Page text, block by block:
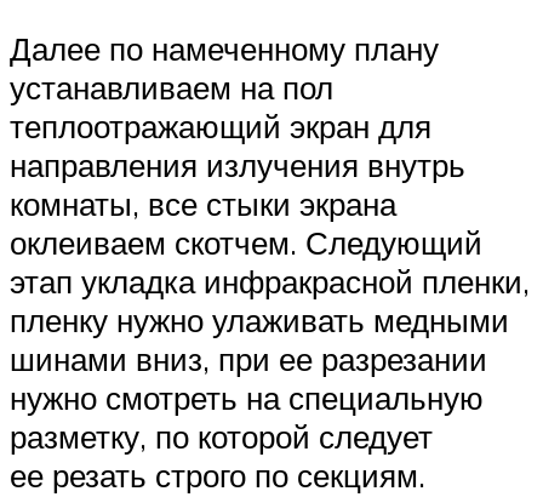
Далее по намеченному плану
устанавливаем на пол
теплоотражающий экран для
направления излучения внутрь
комнаты, все стыки экрана
оклеиваем скотчем. Следующий
этап укладка инфракрасной пленки,
пленку нужно улаживать медными
шинами вниз, при ее разрезании
нужно смотреть на специальную
разметку, по которой следует
ее резать строго по секциям.